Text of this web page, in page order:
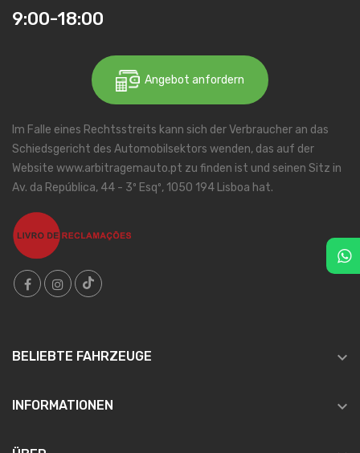
9:00-18:00
Angebot anfordern
Im Falle eines Rechtsstreits kann sich der Verbraucher an das
Schiedsgericht des Automobilsektors wenden, das auf der
Website www.arbitragemauto.pt zu finden ist und seinen Sitz in
Av. da República, 44 - 3º Esqº, 1050 194 Lisboa hat.
BELIEBTE FAHRZEUGE 
INFORMATIONEN 